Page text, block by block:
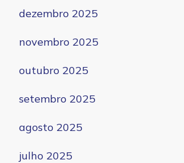
dezembro 2025
novembro 2025
outubro 2025
setembro 2025
agosto 2025
julho 2025